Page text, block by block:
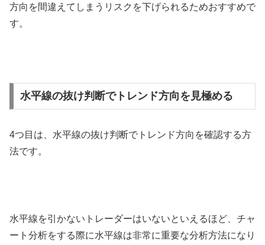
方向を間違えてしまうリスクを下げられるためおすすめで
す。
水平線の抜け判断でトレンド方向を見極める
4つ目は、水平線の抜け判断でトレンド方向を確認する方
法です。
水平線を引かないトレーダーはいないといえるほど、チャ
ート分析をする際に水平線は非常に重要な分析方法になり